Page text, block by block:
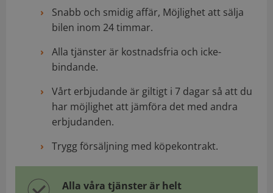
Snabb och smidig affär, Möjlighet att sälja
bilen inom 24 timmar.
Alla tjänster är kostnadsfria och icke-
bindande.
Vårt erbjudande är giltigt i 7 dagar så att du
har möjlighet att jämföra det med andra
erbjudanden.
Trygg försäljning med köpekontrakt.
Alla våra tjänster är helt